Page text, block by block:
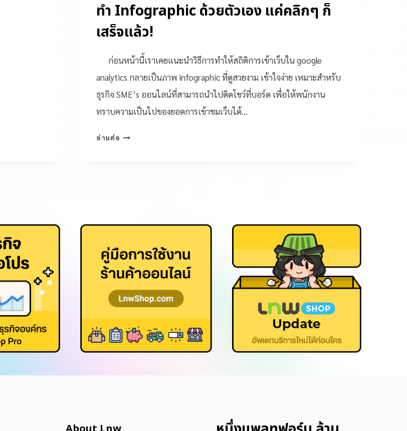
ทำ Infographic ด้วยตัวเอง แค่คลิกๆ ก็
เสร็จแล้ว!
ก่อนหน้านี้เราเคยแนะนำวิธีการทำให้สถิติการเข้าเว็บใน google
analytics กลายเป็นภาพ infographic ที่ดูสวยงาม เข้าใจง่าย เหมาะสำหรับ
ธุรกิจ SME’s ออนไลน์ที่สามารถนำไปติดโชว์ที่บอร์ด เพื่อให้พนักงาน
ทราบความเป็นไปของยอดการเข้าชมเว็บได้…
อ่านต่อ